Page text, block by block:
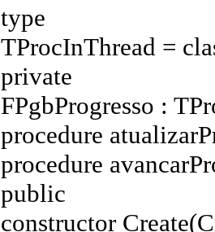
type
TProcInThread =
private
FPgbProgresso :
procedure
procedure
public
constructor